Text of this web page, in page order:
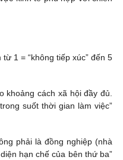
1 = “không tiếp xúc” đến 5
khoảng cách xã hội đầy đủ.
suốt thời gian làm việc”
phải là đồng nghiệp (nhà
hạn chế của bên thứ ba”